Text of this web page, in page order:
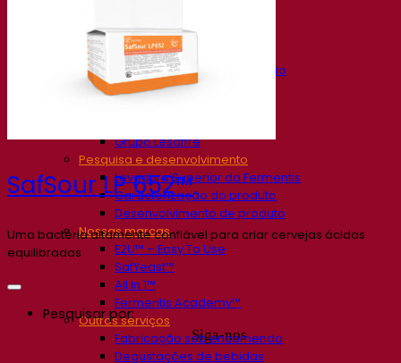
Nossa empresa
Sobre nós
Especialista em fermentação
O Campus Fermentis
Grupo Lesaffre
Pesquisa e desenvolvimento
Levedura Superior da Fermentis
Caracterização do produto
Desenvolvimento de produto
Nossas marcas
E2U™ – Easy To Use
SafYeast™
All In 1™
Fermentis Academy™
Outros serviços
Fabricação sob encomenda
Degustações de bebidas
SafSour LP 652™
Uma bactéria altamente confiável para criar cervejas ácidas
equilibradas
Siga-nos
Pesquisar por: